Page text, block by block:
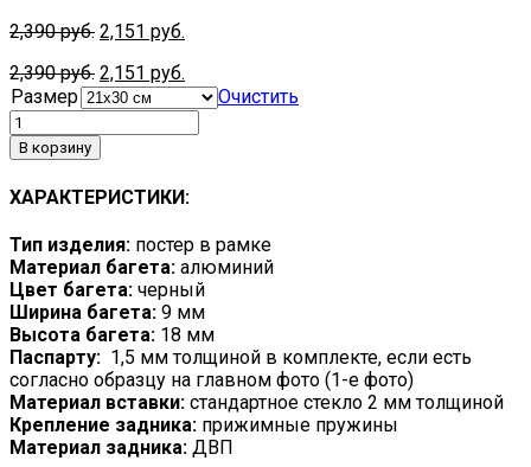
2,390руб. 2,151 руб.
2,390руб. 2,151 руб.
Размер
Очистить
В корзину
ХАРАКТЕРИСТИКИ:
Тип изделия: постер в рамке
Материал багета: алюминий
Цвет багета: черный
Ширина багета: 9 мм
Высота багета: 18 мм
Паспарту: 1,5 мм толщиной в комплекте, если есть
согласно образцу на главном фото (1-е фото)
Материал вставки: стандартное стекло 2 мм толщиной
Крепление задника: прижимные пружины
Материал задника: ДВП